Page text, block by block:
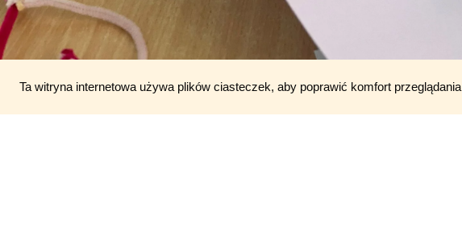
Ta witryna internetowa używa plików ciasteczek, aby poprawić komfort przeglądania
❤️🩷❤️